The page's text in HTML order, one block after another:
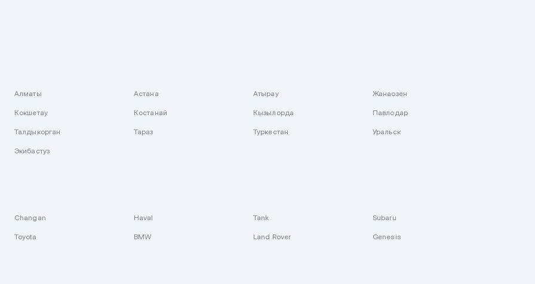
Алматы Астана Атырау Жанаозен
Кокшетау Костанай Кызылорда Павлодар
Талдыкорган Тараз Туркестан Уральск
Экибастуз
Changan Haval Tank Subaru
Toyota BMW Land Rover Genesis